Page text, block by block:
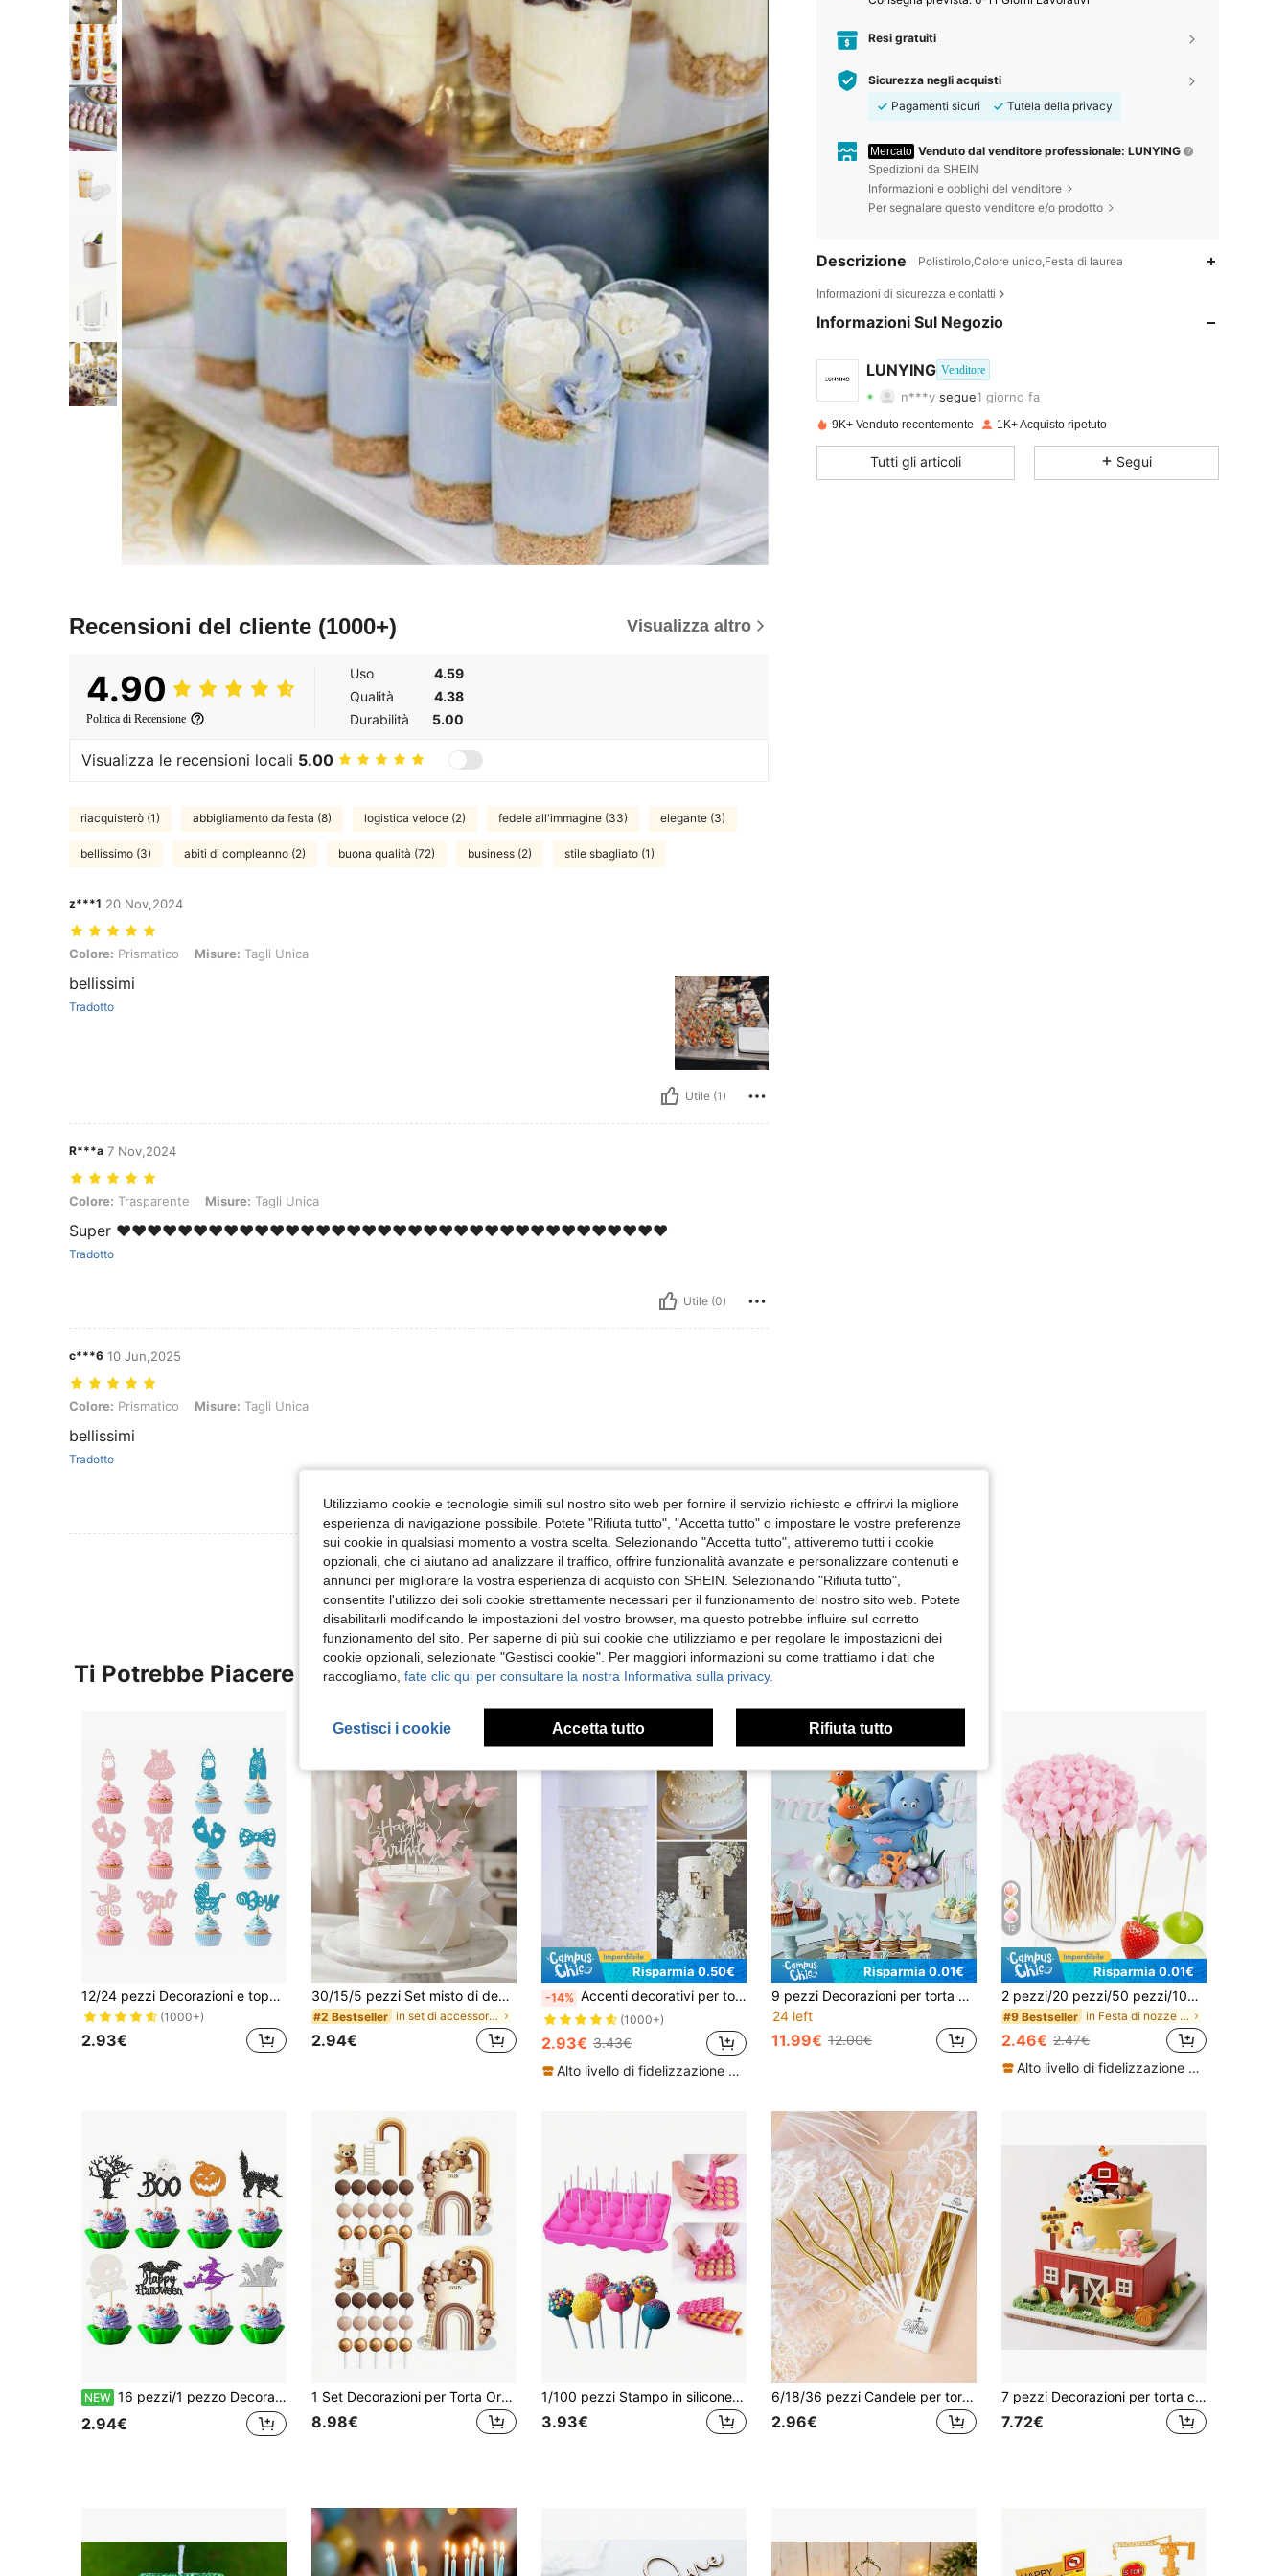
Recensioni del cliente (1000+) Visualizza altro
4.90
Politica di Recensione
Uso
4.59
Qualità
4.38
Durabilità
5.00
Visualizza le recensioni locali 5.00
riacquisterò (1) abbigliamento da festa (8) logistica veloce (2) fedele all'immagine (33) elegante (3)
bellissimo (3) abiti di compleanno (2) buona qualità (72) business (2) stile sbagliato (1)
z***1 20 Nov,2024
Colore: Prismatico, Misure: Tagli Unica
Colore: Prismatico Misure: Tagli Unica
bellissimi
Tradotto
Utile (1)
R***a 7 Nov,2024
Colore: Trasparente, Misure: Tagli Unica
Colore: Trasparente Misure: Tagli Unica
Super ❤️❤️❤️❤️❤️❤️❤️❤️❤️❤️❤️❤️❤️❤️❤️❤️❤️❤️❤️❤️❤️❤️❤️❤️❤️❤️❤️❤️❤️❤️❤️❤️❤️❤️❤️❤️
Tradotto
Utile (0)
c***6 10 Jun,2025
Colore: Prismatico, Misure: Tagli Unica
Colore: Prismatico Misure: Tagli Unica
bellissimi
Tradotto
Utile (0)
Visualizza Altre Recensioni
Resi gratuiti
Sicurezza negli acquisti
Pagamenti sicuri
Tutela della privacy
Mercato Venduto dal venditore professionale: LUNYING
Spedizioni da SHEIN
Informazioni e obblighi del venditore
Per segnalare questo venditore e/o prodotto
Descrizione Polistirolo,Colore unico,Festa di laurea
Informazioni di sicurezza e contatti
Informazioni Sul Negozio
LUNYING Venditore
4.88 9 1.2K
4.88
segue1 giorno fa
4.88 Valutazione 9Articoli
4.88 9 1.2K
9K+ Venduto recentemente 1K+ Acquisto ripetuto
Tutti gli articoli Segui
Ti Potrebbe Piacere
12/24 pezzi Decorazioni e topper per cupcake festa rivelazione sesso, topper per torte blu e rosa
(1000+)
2.93€
30/15/5 pezzi Set misto di decorazioni per torte a farfalla 3D, decorazioni per cupcake a farfalla per compleanno di ragazza, matrimonio, festa, vacanza, forniture per la cottura di dolci
#2 Bestseller in set di accessori per feste Decorazioni per tort
2.94€
Risparmia 0.50€
-14% Accenti decorativi per torte di compleanno, perle bianche di varie dimensioni. Perfetto per decorare ciambelle, cupcake, gelato e biscotti, ottimi forniture decorative per matrimoni, San Valentino, Ognissanti e Natale. Solo per decorazione, non commestibile.
(1000+)
2.93€ 3.43€
Alto livello di fidelizzazione dei clienti
Risparmia 0.01€
9 pezzi Decorazioni per torta a tema marino, Decorazioni per torta con animali , Forniture per feste di genere, festa di nascità e compleanni a tema oceano. Queste decorazioni per compleanni a tema marino presentano vari elementi che possono facilmente catturare l'attenzione degli ospiti. Sono ampiamente applicabili per feste a tema oceano, feste da sirena, feste in spiaggia, feste in bagno e altre celebrazioni pertinenti.
24 left
11.99€ 12.00€
12
Risparmia 0.01€
2 pezzi/20 pezzi/50 pezzi/100 pezzi/Stuzzicadenti con fiocco rosa, stuzzicadenti in bambù raffinati, perfetti per antipasti, bevande, feste di compleanno, feste di addio al celibato, feste di matrimonio e decorazioni per feste a tema
#9 Bestseller in Festa di nozze Decorazioni per torte
2.46€ 2.47€
Alto livello di fidelizzazione dei clienti
NEW 16 pezzi/1 pezzo Decorazioni per torte di Ognissanti, decorazioni per torte di Ognissanti, decorazioni per bicchieri da vino, decorazioni per frutta a tema Ognissanti, strega, zucca, gatto nero, fantasma, scheletro, decorazioni per torte a forma di pipistrello, forniture per feste di Ognissanti divertenti, decorazioni per torte a tema pipistrello e zucca, utilizzate per decorazioni di tavoli per feste di Ognissanti, decorazioni per torte di Ognissanti, feste di compleanno a tema Ognissanti, decorazioni per feste di Ognissanti
2.94€
1 Set Decorazioni per Torta Orso Marrone, Include Palline Decorative per Torta Oro e Marrone, Orso, Scala, Decorazioni a Righe Marroni, Adatto per Feste di Battesimo, Feste di Rivelazione del Sesso e Decorazione di Torte di Compleanno (Si Prega di Usare con Vassoio e Asta Bianca)
8.98€
1/100 pezzi Stampo in silicone per lecca-lecca a 20 cavità, bastoncini per lecca-lecca, adatto per realizzare cake pops, cioccolato, caramelle, antiaderente, per forno/lavastoviglie/frigorifero, accessori da forno, articoli essenziali per la cucina
3.93€
6/18/36 pezzi Candele per torta di compleanno, 6 pezzi/scatola, decorazione per torta, candele a spirale, candele curve, candele dorate, candele argentate, candele attorcigliate, candele ad arco per compleanno, matrimonio, festival, forniture per feste
2.96€
7 pezzi Decorazioni per torta con simpatici animali da fattoria, inclusi mucca, pulcino e fattoria, decorazioni per feste di compleanno, baby shower, accessori da forno, decorazioni a tema fattoria | Decorazioni animali da fattoria | Decorazioni per torta durevoli, forniture per feste, elementi essenziali per feste di compleanno, decorazioni per torte universali per le vacanze
7.72€
Utilizziamo cookie e tecnologie simili sul nostro sito web per fornire il servizio richiesto e offrirvi la migliore
esperienza di navigazione possibile. Potete "Rifiuta tutto", "Accetta tutto" o impostare le vostre preferenze
sui cookie in qualsiasi momento a vostra scelta. Selezionando "Accetta tutto", attiveremo tutti i cookie
opzionali, che ci aiutano ad analizzare il traffico, offrire funzionalità avanzate e personalizzare contenuti e
annunci per migliorare la vostra esperienza di acquisto con SHEIN. Selezionando "Rifiuta tutto",
consentite l'utilizzo dei soli cookie strettamente necessari per il funzionamento del nostro sito web. Potete
disabilitarli modificando le impostazioni del vostro browser, ma questo potrebbe influire sul corretto
funzionamento del sito. Per saperne di più sui cookie che utilizziamo e per regolare le impostazioni dei
cookie opzionali, selezionate "Gestisci cookie". Per maggiori informazioni su come trattiamo i dati che
raccogliamo, fate clic qui per consultare la nostra Informativa sulla privacy.
Gestisci i cookie Accetta tutto Rifiuta tutto